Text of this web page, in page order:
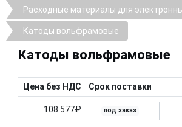
Расходные материалы для
Катоды вольфрамовые
Катоды вольфрамовые
Цена без НДС Срок поставки
108 577₽ под заказ